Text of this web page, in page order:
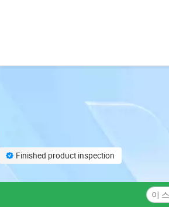
Finished product inspection